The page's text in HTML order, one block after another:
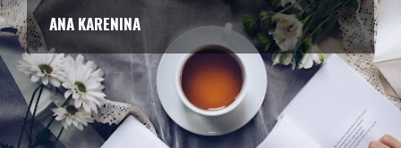
ANA KARENINA